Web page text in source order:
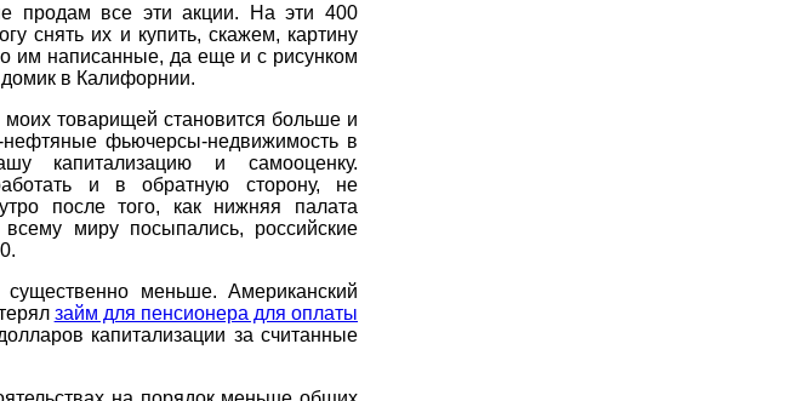
продам все эти акции. На эти 400
снять их и купить, скажем, картину
им написанные, да еще и с рисунком
в Калифорнии.
товарищей становится больше и
фьючерсы-недвижимость в
капитализацию и самооценку.
и в обратную сторону, не
после того, как нижняя палата
миру посыпались, российские
меньше. Американский
займ для пенсионера для оплаты
капитализации за считанные